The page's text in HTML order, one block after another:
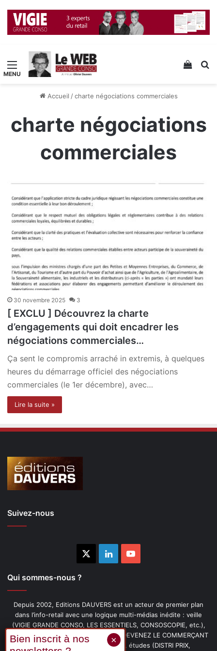
Menu Voir
Accueil / charte négociations commerciales
charte négociations
commerciales
30 novembre 2025 3
[ EXCLU ] Découvrez la charte
d’engagements qui doit encadrer les
négociations commerciales…
Ça sent le compromis arraché in extremis, à quelques
heures du démarrage officiel des négociations
commerciales (le 1er décembre), avec…
Lire la suite »
Suivez-nous
LinkedinYouTube
Qui sommes-nous ?
Depuis 2002, Editions DAUVERS est un acteur de premier plan
dans l’info-retail avec une logique multi-médias inédite : veille
(VIGIE GRANDE CONSO, LES ESSENTIELS, CONSOSCOPIE, etc.),
livres (PENSER-CLIENT, IMAGE-PRIX, DEVENEZ LE COMMERÇANT
PRÉFÉRÉ DE VOS CLIENTS, etc.), études (DISTRI PRIX,